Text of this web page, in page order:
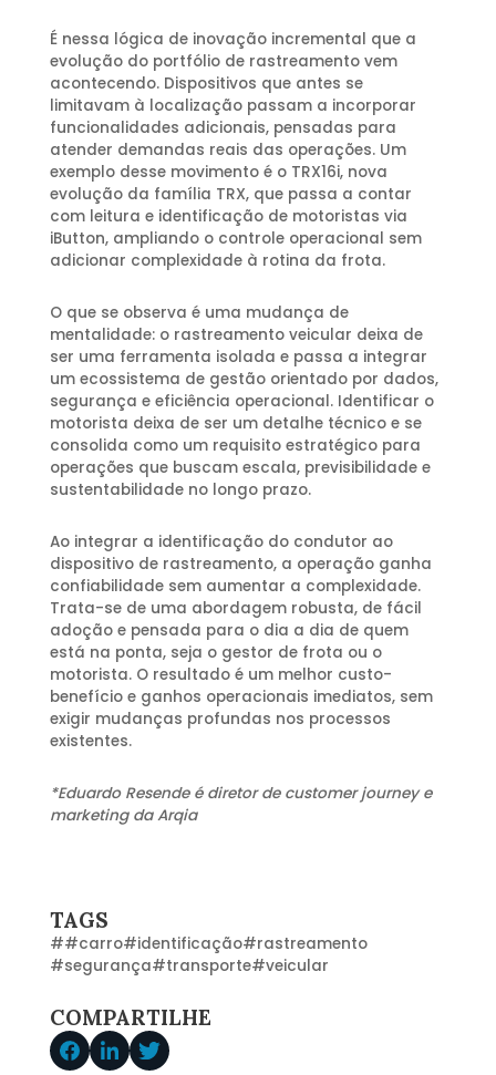
É nessa lógica de inovação incremental que a
evolução do portfólio de rastreamento vem
acontecendo. Dispositivos que antes se
limitavam à localização passam a incorporar
funcionalidades adicionais, pensadas para
atender demandas reais das operações. Um
exemplo desse movimento é o TRX16i, nova
evolução da família TRX, que passa a contar
com leitura e identificação de motoristas via
iButton, ampliando o controle operacional sem
adicionar complexidade à rotina da frota.
O que se observa é uma mudança de
mentalidade: o rastreamento veicular deixa de
ser uma ferramenta isolada e passa a integrar
um ecossistema de gestão orientado por dados,
segurança e eficiência operacional. Identificar o
motorista deixa de ser um detalhe técnico e se
consolida como um requisito estratégico para
operações que buscam escala, previsibilidade e
sustentabilidade no longo prazo.
Ao integrar a identificação do condutor ao
dispositivo de rastreamento, a operação ganha
confiabilidade sem aumentar a complexidade.
Trata-se de uma abordagem robusta, de fácil
adoção e pensada para o dia a dia de quem
está na ponta, seja o gestor de frota ou o
motorista. O resultado é um melhor custo-
benefício e ganhos operacionais imediatos, sem
exigir mudanças profundas nos processos
existentes.
*Eduardo Resende é diretor de customer journey e
marketing da Arqia
TAGS
##carro#identificação#rastreamento
#segurança#transporte#veicular
COMPARTILHE